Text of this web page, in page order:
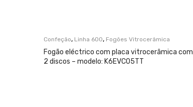
Confeção, Linha 600, Fogões Vitrocerâmica
Fogão eléctrico com placa vitrocerâmica com
2 discos – modelo: K6EVC05TT